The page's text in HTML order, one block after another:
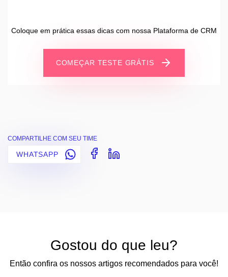
Coloque em prática essas dicas com nossa Plataforma de CRM
COMEÇAR TESTE GRÁTIS
COMPARTILHE COM SEU TIME
WHATSAPP
Gostou do que leu?
Então confira os nossos artigos recomendados para você!